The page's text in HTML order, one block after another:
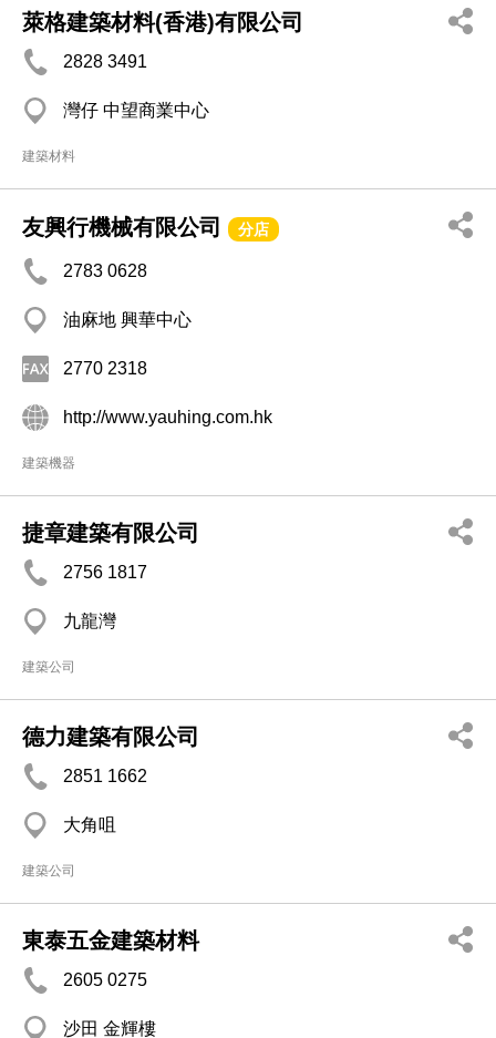
萊格建築材料(香港)有限公司
2828 3491
灣仔 中望商業中心
建築材料
友興行機械有限公司 分店
2783 0628
油麻地 興華中心
2770 2318
http://www.yauhing.com.hk
建築機器
捷章建築有限公司
2756 1817
九龍灣
建築公司
德力建築有限公司
2851 1662
大角咀
建築公司
東泰五金建築材料
2605 0275
沙田 金輝樓